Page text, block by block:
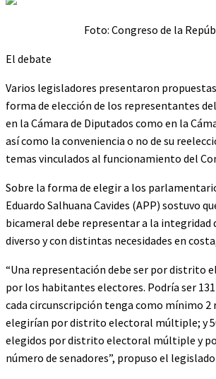
Foto: Congreso de la
El debate
Varios legisladores presentaron
forma de elección de los representantes
en la Cámara de Diputados como en la
así como la conveniencia o no de su
temas vinculados al funcionamiento del
Sobre la forma de elegir a los
Eduardo Salhuana Cavides (APP) sostuvo
bicameral debe representar a la integridad
diverso y con distintas necesidades en
“Una representación debe ser por distrito
por los habitantes electores. Podría ser
cada circunscripción tenga como mínimo 2
elegirían por distrito electoral múltiple; y
elegidos por distrito electoral múltiple y
número de senadores”, propuso el